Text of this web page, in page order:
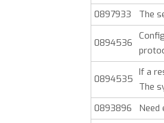
0897933
The
0894536
0894535
If a
The
0893896
Need